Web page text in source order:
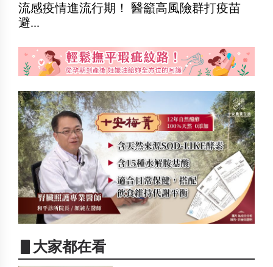
流感疫情進流行期！ 醫籲高風險群打疫苗
避...
▋大家都在看